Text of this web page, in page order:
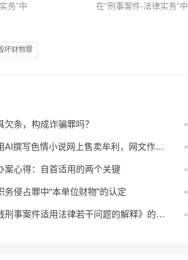
务”中
在“刑事案件-法律实务”中
坏财物罪
条，构成诈骗罪吗？
AI撰写色情小说网上售卖牟利，网文作者
案心得：自首适用的两个关键
务侵占罪中“本单位财物”的认定
刑事案件适用法律若干问题的解释》的理